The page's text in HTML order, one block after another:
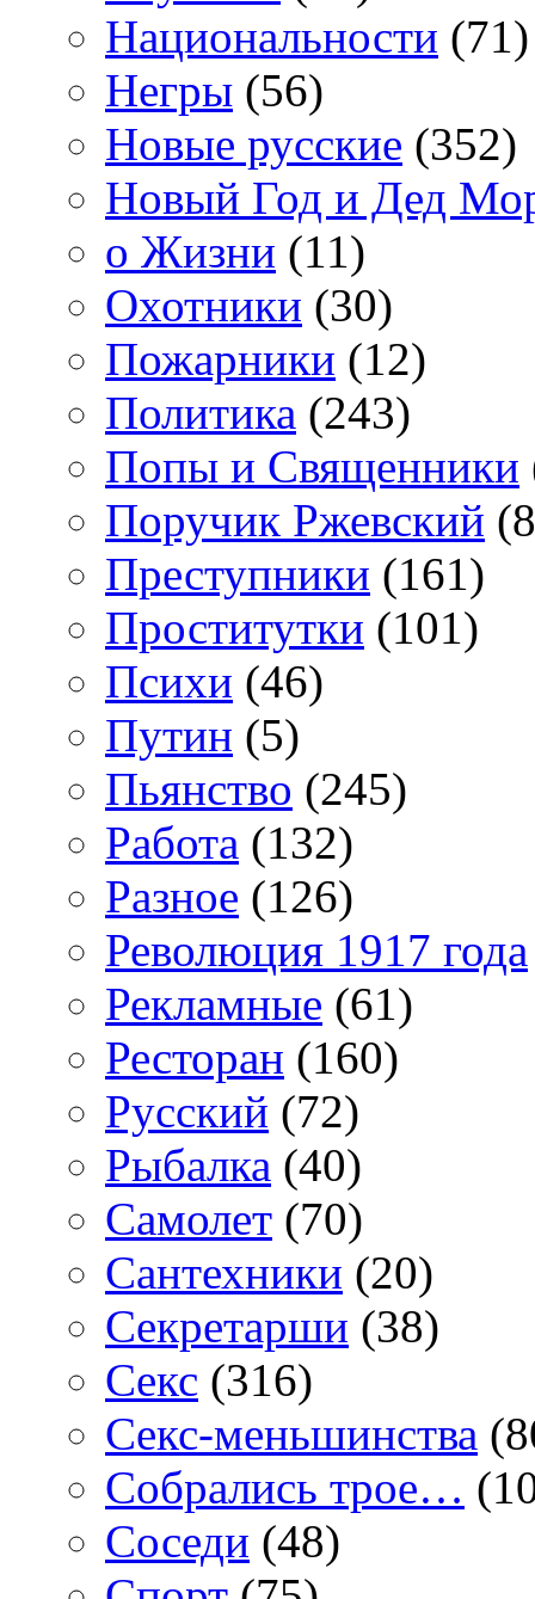
Национальности (71)
Негры (56)
Новые русские (352)
Новый Год и Дед
о Жизни (11)
Охотники (30)
Пожарники (12)
Политика (243)
Попы и Священники
Поручик Ржевский
Преступники (161)
Проститутки (101)
Психи (46)
Путин (5)
Пьянство (245)
Работа (132)
Разное (126)
Революция 1917 года
Рекламные (61)
Ресторан (160)
Русский (72)
Рыбалка (40)
Самолет (70)
Сантехники (20)
Секретарши (38)
Секс (316)
Секс-меньшинства
Собрались трое…
Соседи (48)